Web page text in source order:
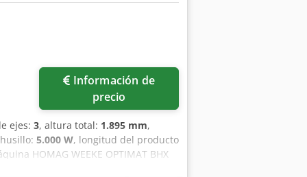
de herramientas - posiciones del
precio
ejes: 3, altura total: 1.895 mm,
5.000 W, longitud del producto
HOMAG WEEKE OPTIMAT BHX
pieza de 200 a 3.050 mm y una